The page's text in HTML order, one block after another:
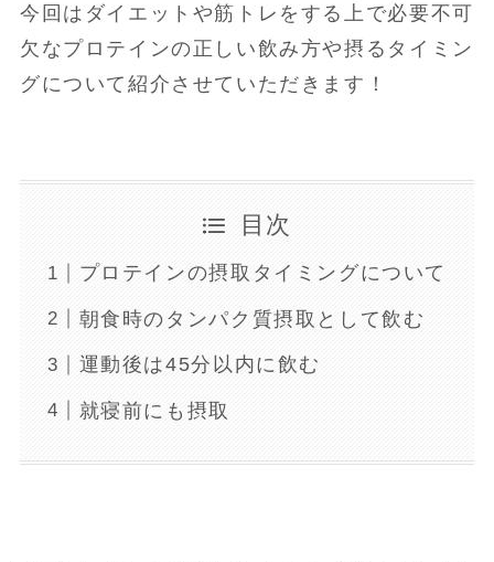
今回はダイエットや筋トレをする上で必要不可
欠なプロテインの正しい飲み方や摂るタイミン
グについて紹介させていただきます！
目次
プロテインの摂取タイミングについて
朝食時のタンパク質摂取として飲む
運動後は45分以内に飲む
就寝前にも摂取